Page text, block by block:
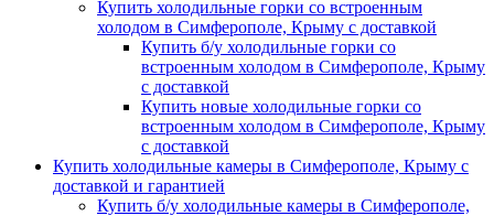
Купить холодильные горки со встроенным
холодом в Симферополе, Крыму с доставкой
Купить б/у холодильные горки со
встроенным холодом в Симферополе, Крыму
с доставкой
Купить новые холодильные горки со
встроенным холодом в Симферополе, Крыму
с доставкой
Купить холодильные камеры в Симферополе, Крыму с
доставкой и гарантией
Купить б/у холодильные камеры в Симферополе,